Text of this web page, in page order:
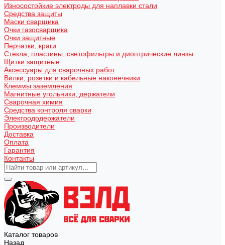
Износостойкие электроды для наплавки стали
Средства защиты
Маски сварщика
Очки газосварщика
Очки защитные
Перчатки, краги
Стекла, пластины, светофильтры и диоптрические линзы
Щитки защитные
Аксессуары для сварочных работ
Вилки, розетки и кабельные наконечники
Клеммы заземления
Магнитные угольники, держатели
Сварочная химия
Средства контроля сварки
Электрододержатели
Производители
Доставка
Оплата
Гарантия
Контакты
Каталог товаров
Назад